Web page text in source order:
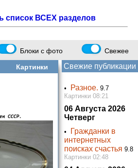
список ВСЕХ разделов
Блоки с фото Свежее
Картинки Свежие публикации
• Разное. 9.7
Картинки 08:21
06 Августа 2026
Четверг
•
Гражданки в
интернетных
поисках счастья 9.8
Картинки 02:48